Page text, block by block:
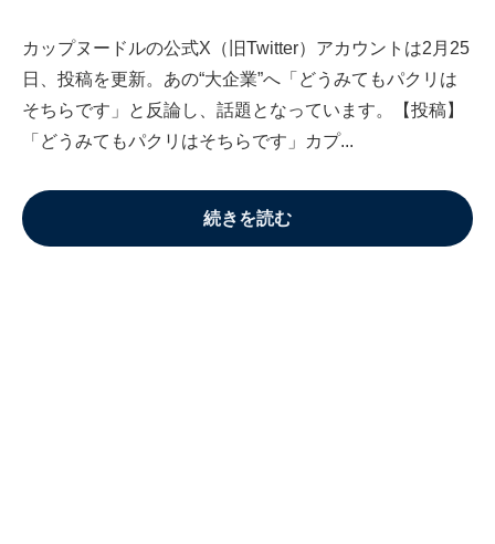
カップヌードルの公式X（旧Twitter）アカウントは2月25
日、投稿を更新。あの“大企業”へ「どうみてもパクリは
そちらです」と反論し、話題となっています。【投稿】
「どうみてもパクリはそちらです」カプ...
続きを読む